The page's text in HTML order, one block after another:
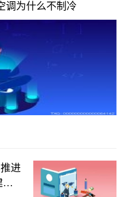
调为什么不制冷
进
设